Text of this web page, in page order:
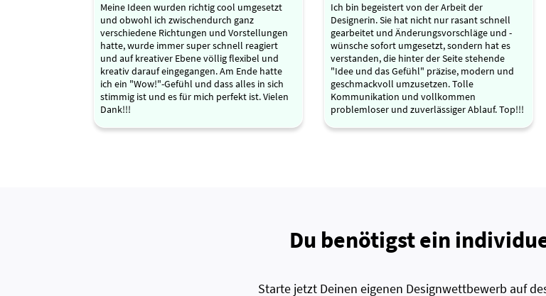
Meine Ideen wurden richtig cool umgesetzt
und obwohl ich zwischendurch ganz
verschiedene Richtungen und Vorstellungen
hatte, wurde immer super schnell reagiert
und auf kreativer Ebene völlig flexibel und
kreativ darauf eingegangen. Am Ende hatte
ich ein "Wow!"-Gefühl und dass alles in sich
stimmig ist und es für mich perfekt ist. Vielen
Dank!!!
Ich bin begeistert von der Arbeit der
Designerin. Sie hat nicht nur rasant schnell
gearbeitet und Änderungsvorschläge und -
wünsche sofort umgesetzt, sondern hat es
verstanden, die hinter der Seite stehende
"Idee und das Gefühl" präzise, modern und
geschmackvoll umzusetzen. Tolle
Kommunikation und vollkommen
problemloser und zuverlässiger Ablauf. Top!!!
Du benötigst ein
Starte jetzt Deinen eigenen Designwettbewerb auf